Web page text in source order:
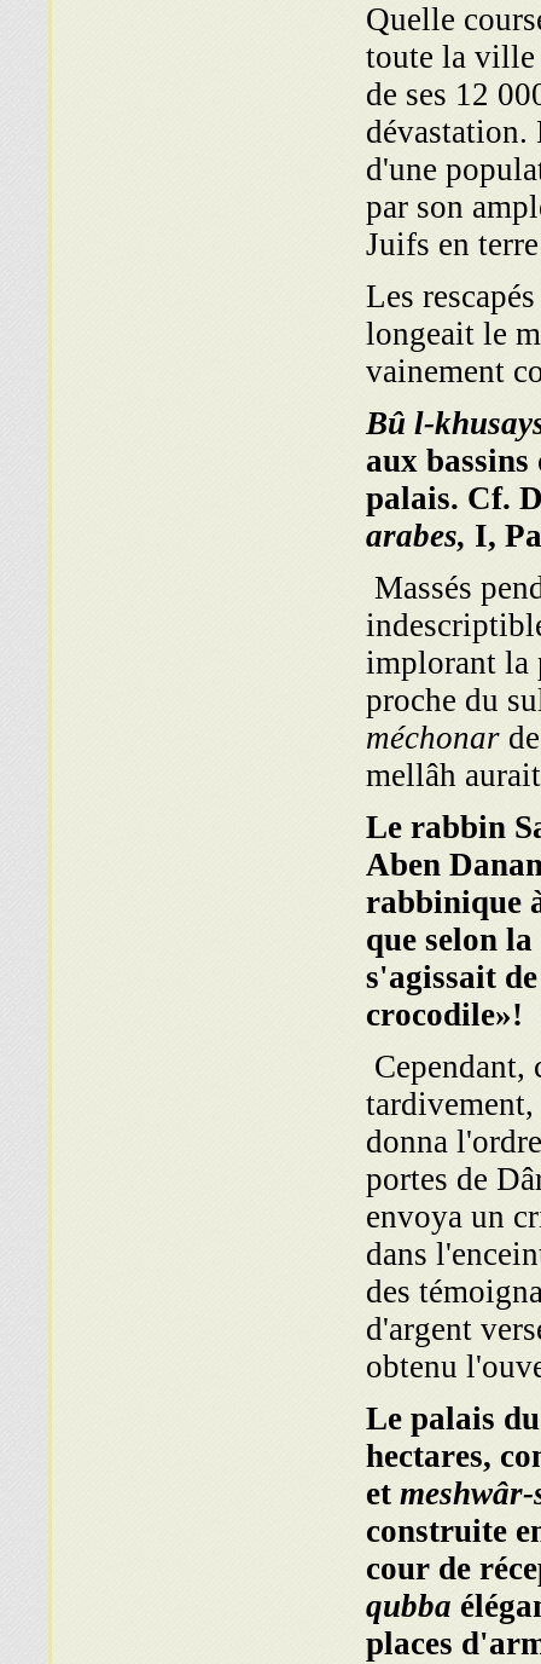
Quelle
toute la ville
de ses 12
dévastation.
d'une
par son
Juifs en
Les
longeait le
vainement
Bû l-
aux
palais. Cf.
arabes, I,
Massés
implorant la
proche du
méchonar
mellâh
Le rabbin
Aben
rabbinique
que selon
s'agissait
crocodile»!
Cependant,
donna
portes de
envoya un
dans
des
d'argent
obtenu
Le palais
hectares,
et meshwâr-
construite
cour de
qubba
places